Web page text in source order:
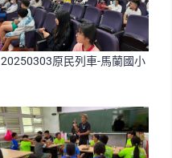
20250303原民列車-馬蘭國小